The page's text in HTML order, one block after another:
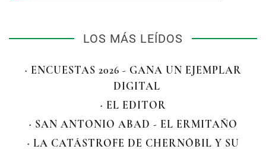
LOS MÁS LEÍDOS
· ENCUESTAS 2026 - GANA UN EJEMPLAR
DIGITAL
· EL EDITOR
· SAN ANTONIO ABAD - EL ERMITAÑO
· LA CATÁSTROFE DE CHERNÓBIL Y SU